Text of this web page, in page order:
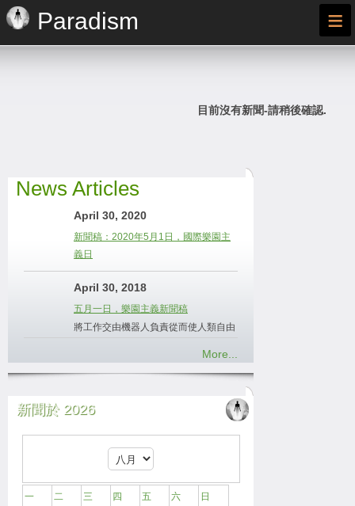
Paradism ≡
目前沒有新聞-請稍後確認.
News Articles
April 30, 2020
新聞稿：2020年5月1日，國際樂園主
義日
April 30, 2018
五月一日，樂園主義新聞稿
將工作交由機器人負責從而使人類自由
More...
新聞於 2026
一 二 三 四 五 六
日